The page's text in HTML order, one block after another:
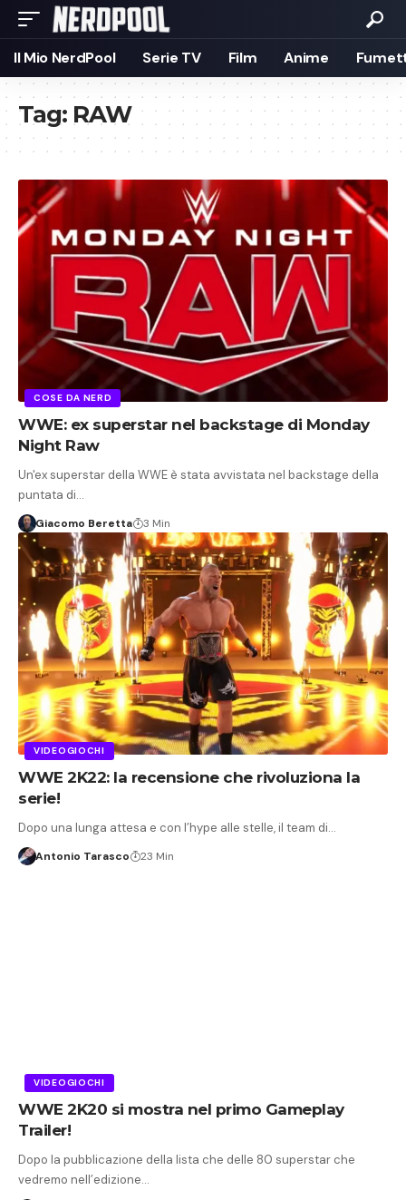
Il Mio NerdPool Serie TV Film Anime
Tag: RAW
COSE DA NERD
WWE: ex superstar nel backstage di Monday
Night Raw
Un'ex superstar della WWE è stata avvistata nel backstage della
puntata di…
Giacomo Beretta 3 Min
VIDEOGIOCHI
WWE 2K22: la recensione che rivoluziona la
serie!
Dopo una lunga attesa e con l’hype alle stelle, il team di…
Antonio Tarasco 23 Min
VIDEOGIOCHI
WWE 2K20 si mostra nel primo Gameplay
Trailer!
Dopo la pubblicazione della lista che delle 80 superstar che
vedremo nell’edizione…